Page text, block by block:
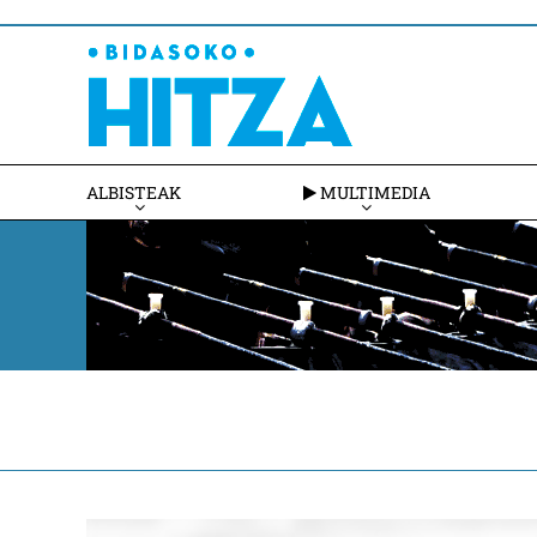
ALBISTEAK MULTIMEDIA